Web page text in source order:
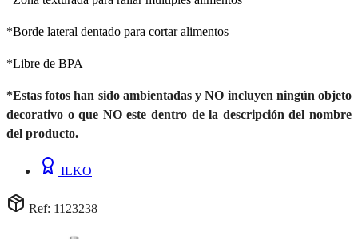
*Borde lateral dentado para cortar alimentos
*Libre de BPA
*Estas fotos han sido ambientadas y NO incluyen ningún objeto
decorativo o que NO este dentro de la descripción del nombre
del producto.
ILKO
Ref: 1123238